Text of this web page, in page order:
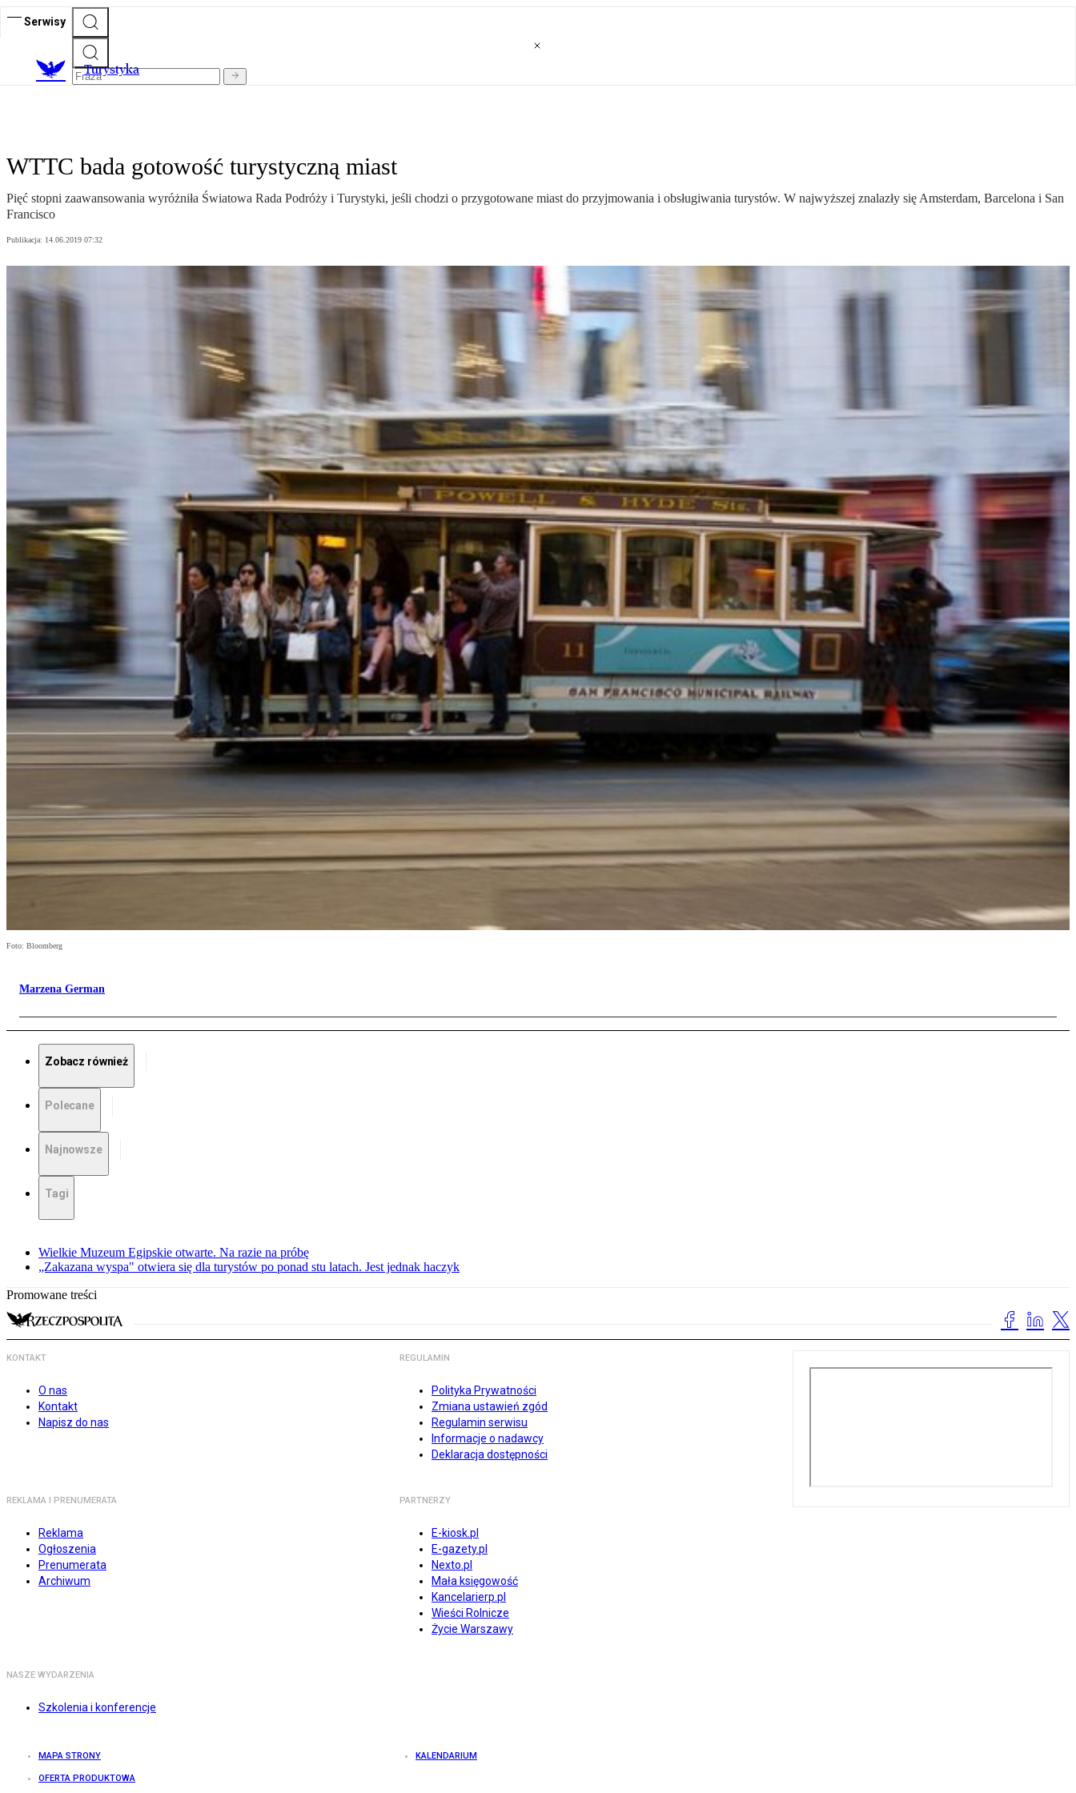
Serwisy
Turystyka
WTTC bada gotowość turystyczną miast
Pięć stopni zaawansowania wyróżniła Światowa Rada Podróży i Turystyki, jeśli chodzi o przygotowane miast do przyjmowania i obsługiwania turystów. W najwyższej znalazły się Amsterdam, Barcelona i San
Francisco
Publikacja: 14.06.2019 07:32
Foto: Bloomberg
Marzena German
Zobacz również
Polecane
Najnowsze
Tagi
Wielkie Muzeum Egipskie otwarte. Na razie na próbę
„Zakazana wyspa" otwiera się dla turystów po ponad stu latach. Jest jednak haczyk
Promowane treści
KONTAKT
O nas
Kontakt
Napisz do nas
REGULAMIN
Polityka Prywatności
Zmiana ustawień zgód
Regulamin serwisu
Informacje o nadawcy
Deklaracja dostępności
REKLAMA I PRENUMERATA
Reklama
Ogłoszenia
Prenumerata
Archiwum
PARTNERZY
E-kiosk.pl
E-gazety.pl
Nexto.pl
Mała księgowość
Kancelarierp.pl
Wieści Rolnicze
Życie Warszawy
NASZE WYDARZENIA
Szkolenia i konferencje
MAPA STRONY KALENDARIUM
OFERTA PRODUKTOWA